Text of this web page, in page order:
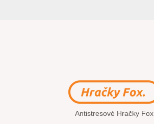
Antistresové Hračky Fox